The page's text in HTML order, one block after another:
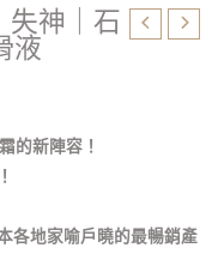
神｜石
液
的新陣容！
各地家喻戶曉的最暢銷產